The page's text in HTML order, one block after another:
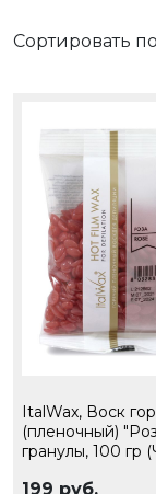
Сортировать
ItalWax, Воск
(пленочный)
гранулы, 100 гр
199 руб.